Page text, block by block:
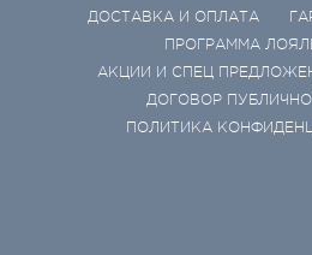
ДОСТАВКА И ОПЛАТА
ПРОГРАММА
АКЦИИ И СПЕЦ
ДОГОВОР
ПОЛИТИКА